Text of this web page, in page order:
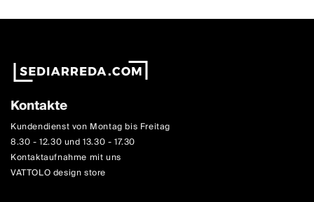
Kontakte
Kundendienst von Montag bis Freitag
8.30 - 12.30 und 13.30 - 17.30
Kontaktaufnahme mit uns
VATTOLO design store